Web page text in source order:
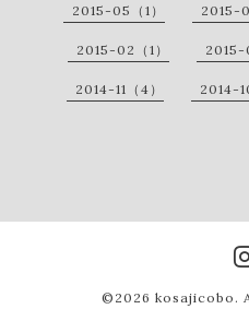
2015-05（1） 2015-
2015-02（1） 2015-
2014-11（4） 2014-
©2026 kosajicobo .